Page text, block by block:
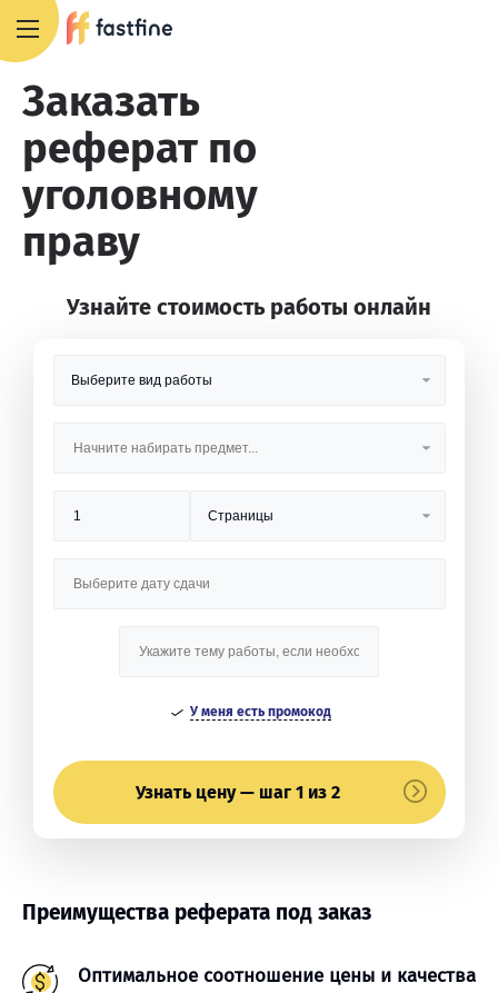
Заказать
реферат по
уголовному
праву
Узнайте стоимость работы онлайн
У меня есть промокод
Узнать цену — шаг 1 из 2
Преимущества реферата под заказ
Оптимальное соотношение цены и качества